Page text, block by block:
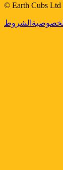
© Earth Cubs Ltd
الشروط